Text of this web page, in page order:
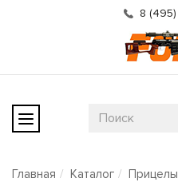
8 (495)
Главная Каталог Прицелы